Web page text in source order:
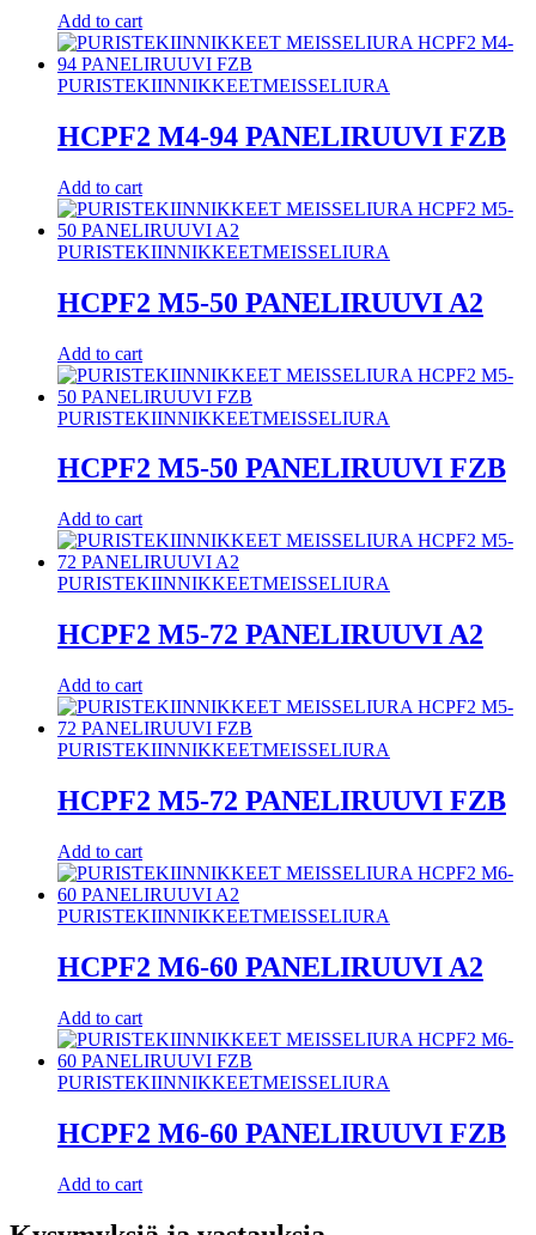
Add to cart
PURISTEKIINNIKKEETMEISSELIURA
HCPF2 M4-94 PANELIRUUVI FZB
Add to cart
PURISTEKIINNIKKEETMEISSELIURA
HCPF2 M5-50 PANELIRUUVI A2
Add to cart
PURISTEKIINNIKKEETMEISSELIURA
HCPF2 M5-50 PANELIRUUVI FZB
Add to cart
PURISTEKIINNIKKEETMEISSELIURA
HCPF2 M5-72 PANELIRUUVI A2
Add to cart
PURISTEKIINNIKKEETMEISSELIURA
HCPF2 M5-72 PANELIRUUVI FZB
Add to cart
PURISTEKIINNIKKEETMEISSELIURA
HCPF2 M6-60 PANELIRUUVI A2
Add to cart
PURISTEKIINNIKKEETMEISSELIURA
HCPF2 M6-60 PANELIRUUVI FZB
Add to cart